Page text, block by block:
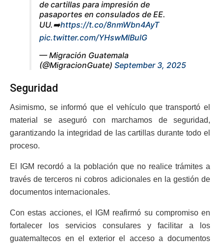
de cartillas para impresión de
pasaportes en consulados de EE.
UU.➡️https://t.co/8nmWbn4AyT
pic.twitter.com/YHswMlBulG
— Migración Guatemala
(@MigracionGuate) September 3, 2025
Seguridad
Asimismo, se informó que el vehículo que transportó el
material se aseguró con marchamos de seguridad,
garantizando la integridad de las cartillas durante todo el
proceso.
El IGM recordó a la población que no realice trámites a
través de terceros ni cobros adicionales en la gestión de
documentos internacionales.
Con estas acciones, el IGM reafirmó su compromiso en
fortalecer los servicios consulares y facilitar a los
guatemaltecos en el exterior el acceso a documentos